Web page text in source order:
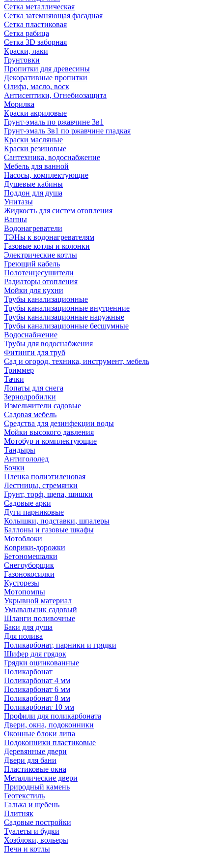
Сетка металлическая
Сетка затемняющая фасадная
Сетка пластиковая
Сетка рабица
Сетка 3D заборная
Краски, лаки
Грунтовки
Пропитки для древесины
Декоративные пропитки
Олифа, масло, воск
Антисептики, Огнебиозащита
Морилка
Краски акриловые
Грунт-эмаль по ржавчине 3в1
Грунт-эмаль 3в1 по ржавчине гладкая
Краски масляные
Краски резиновые
Сантехника, водоснабжение
Мебель для ванной
Насосы, комплектующие
Душевые кабины
Поддон для душа
Унитазы
Жидкость для систем отопления
Ванны
Водонагреватели
ТЭНы к водонагревателям
Газовые котлы и колонки
Электрические котлы
Греющий кабель
Полотенцесушители
Радиаторы отопления
Мойки для кухни
Трубы канализационные
Трубы канализационные внутренние
Трубы канализационные наружные
Трубы канализационные бесшумные
Водоснабжение
Трубы для водоснабжения
Фитинги для труб
Сад и огород, техника, инструмент, мебель
Триммер
Тачки
Лопаты для снега
Зернодробилки
Измельчители садовые
Садовая мебель
Средства для дезинфекции воды
Мойки высокого давления
Мотобур и комплектующие
Тандыры
Антигололед
Бочки
Пленка полиэтиленовая
Лестницы, стремянки
Грунт, торф, щепа, шишки
Садовые арки
Дуги парниковые
Колышки, подставки, шпалеры
Баллоны и газовые шкафы
Мотоблоки
Коврики-дорожки
Бетономешалки
Снегоуборщик
Газонокосилки
Кусторезы
Мотопомпы
Укрывной материал
Умывальник садовый
Шланги поливочные
Баки для душа
Для полива
Поликарбонат, парники и грядки
Шифер для грядок
Грядки оцинкованные
Поликарбонат
Поликарбонат 4 мм
Поликарбонат 6 мм
Поликарбонат 8 мм
Поликарбонат 10 мм
Профили для поликарбоната
Двери, окна, подоконники
Оконные блоки липа
Подоконники пластиковые
Деревянные двери
Двери для бани
Пластиковые окна
Металлические двери
Природный камень
Геотекстиль
Галька и щебень
Плитняк
Садовые постройки
Туалеты и будки
Хозблоки, вольеры
Печи и котлы